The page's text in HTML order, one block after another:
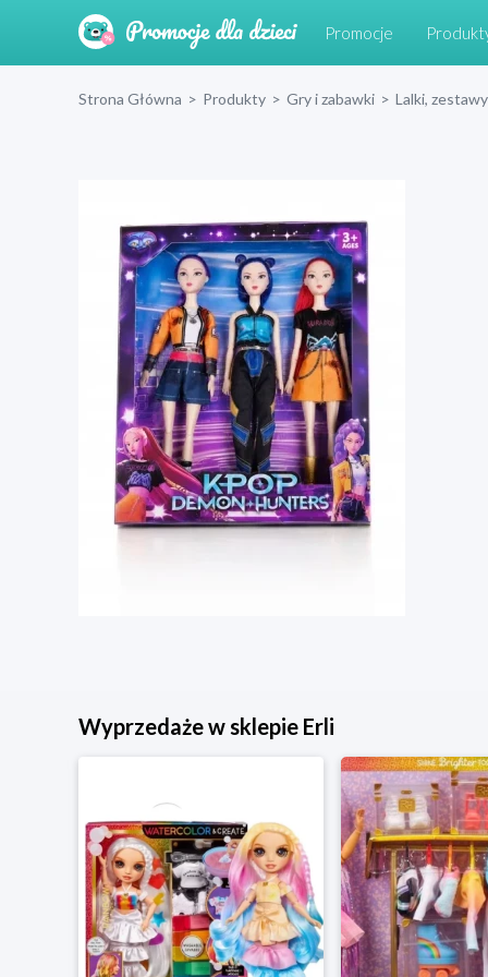
Promocje
Strona Główna > Produkty > Gry i zabawki > Lalki,
Wyprzedaże w sklepie Erli